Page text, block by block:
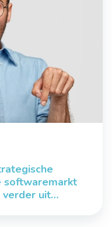
softwaremarkt
verder uit…